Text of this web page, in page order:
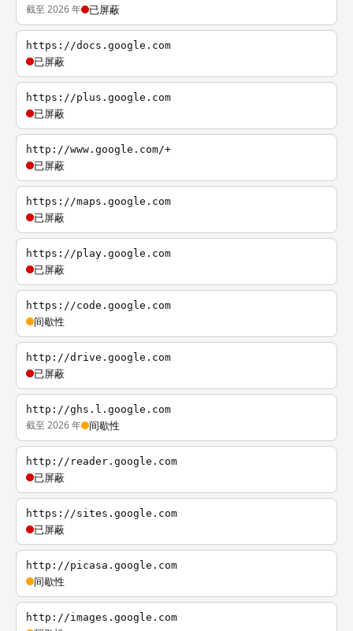
截至 2026 年 已屏蔽
https://docs.google.com
已屏蔽
https://plus.google.com
已屏蔽
http://www.google.com/+
已屏蔽
https://maps.google.com
已屏蔽
https://play.google.com
已屏蔽
https://code.google.com
间歇性
http://drive.google.com
已屏蔽
http://ghs.l.google.com
截至 2026 年 间歇性
http://reader.google.com
已屏蔽
https://sites.google.com
已屏蔽
http://picasa.google.com
间歇性
http://images.google.com